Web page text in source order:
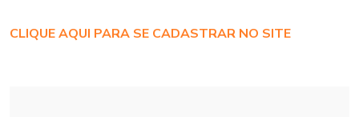
CLIQUE AQUI PARA SE CADASTRAR NO SITE